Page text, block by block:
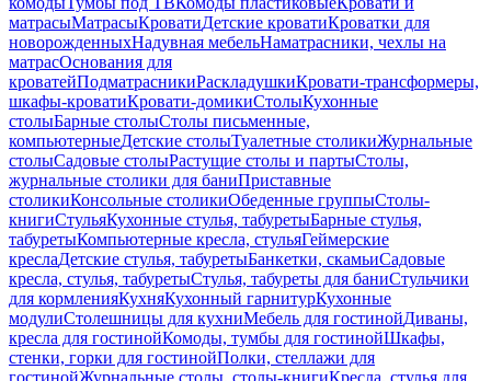
матрасыМатрасыКроватиДетские кроватиКроватки для
новорожденныхНадувная мебельНаматрасники, чехлы на
матрасОснования для
кроватейПодматрасникиРаскладушкиКровати-трансформеры,
шкафы-кроватиКровати-домикиСтолыКухонные
столыБарные столыСтолы письменные,
компьютерныеДетские столыТуалетные столикиЖурнальные
столыСадовые столыРастущие столы и партыСтолы,
журнальные столики для баниПриставные
столикиКонсольные столикиОбеденные группыСтолы-
книгиСтульяКухонные стулья, табуретыБарные стулья,
табуретыКомпьютерные кресла, стульяГеймерские
креслаДетские стулья, табуретыБанкетки, скамьиСадовые
кресла, стулья, табуретыСтулья, табуреты для баниСтульчики
для кормленияКухняКухонный гарнитурКухонные
модулиСтолешницы для кухниМебель для гостинойДиваны,
кресла для гостинойКомоды, тумбы для гостинойШкафы,
стенки, горки для гостинойПолки, стеллажи для
гостинойЖурнальные столы, столы-книгиКресла, стулья для